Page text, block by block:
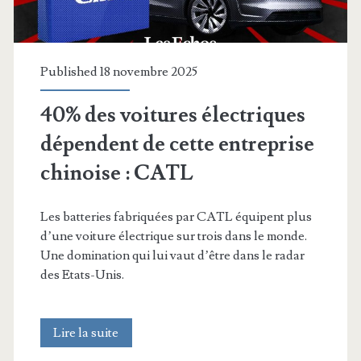
Published 18 novembre 2025
40% des voitures électriques
dépendent de cette entreprise
chinoise : CATL
Les batteries fabriquées par CATL équipent plus
d’une voiture électrique sur trois dans le monde.
Une domination qui lui vaut d’être dans le radar
des Etats-Unis.
Lire la suite